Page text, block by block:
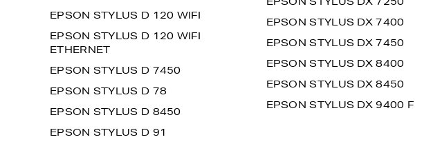
EPSON STYLUS D 120 WIFI
EPSON STYLUS D 120 WIFI
ETHERNET
EPSON STYLUS D 7450
EPSON STYLUS D 78
EPSON STYLUS D 8450
EPSON STYLUS D 91
EPSON STYLUS DX 7400
EPSON STYLUS DX 7450
EPSON STYLUS DX 8400
EPSON STYLUS DX 8450
EPSON STYLUS DX 9400 F